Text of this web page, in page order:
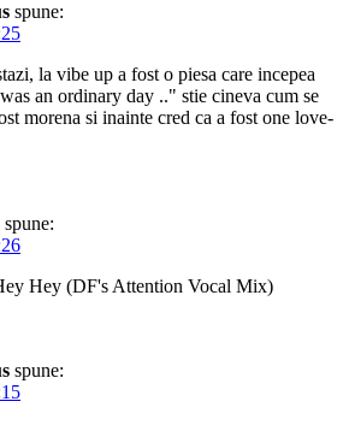
spune:
la vibe up a fost o piesa care incepea
an ordinary day .." stie cineva cum se
morena si inainte cred ca a fost one love-
spune:
Hey (DF's Attention Vocal Mix)
spune: